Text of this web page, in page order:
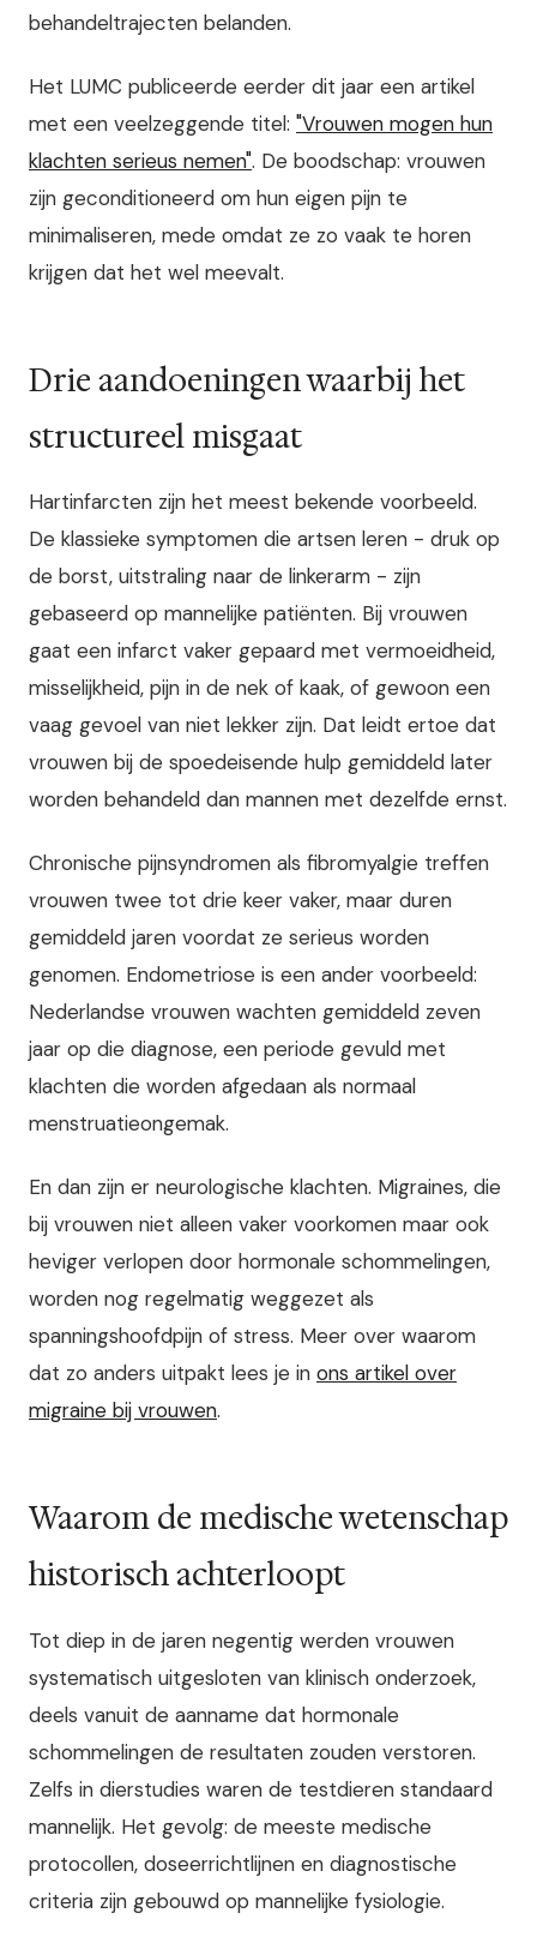
behandeltrajecten belanden.
Het LUMC publiceerde eerder dit jaar een artikel
met een veelzeggende titel: "Vrouwen mogen hun
klachten serieus nemen". De boodschap: vrouwen
zijn geconditioneerd om hun eigen pijn te
minimaliseren, mede omdat ze zo vaak te horen
krijgen dat het wel meevalt.
Drie aandoeningen waarbij het
structureel misgaat
Hartinfarcten zijn het meest bekende voorbeeld.
De klassieke symptomen die artsen leren - druk op
de borst, uitstraling naar de linkerarm - zijn
gebaseerd op mannelijke patiënten. Bij vrouwen
gaat een infarct vaker gepaard met vermoeidheid,
misselijkheid, pijn in de nek of kaak, of gewoon een
vaag gevoel van niet lekker zijn. Dat leidt ertoe dat
vrouwen bij de spoedeisende hulp gemiddeld later
worden behandeld dan mannen met dezelfde ernst.
Chronische pijnsyndromen als fibromyalgie treffen
vrouwen twee tot drie keer vaker, maar duren
gemiddeld jaren voordat ze serieus worden
genomen. Endometriose is een ander voorbeeld:
Nederlandse vrouwen wachten gemiddeld zeven
jaar op die diagnose, een periode gevuld met
klachten die worden afgedaan als normaal
menstruatieongemak.
En dan zijn er neurologische klachten. Migraines, die
bij vrouwen niet alleen vaker voorkomen maar ook
heviger verlopen door hormonale schommelingen,
worden nog regelmatig weggezet als
spanningshoofdpijn of stress. Meer over waarom
dat zo anders uitpakt lees je in ons artikel over
migraine bij vrouwen.
Waarom de medische wetenschap
historisch achterloopt
Tot diep in de jaren negentig werden vrouwen
systematisch uitgesloten van klinisch onderzoek,
deels vanuit de aanname dat hormonale
schommelingen de resultaten zouden verstoren.
Zelfs in dierstudies waren de testdieren standaard
mannelijk. Het gevolg: de meeste medische
protocollen, doseerrichtlijnen en diagnostische
criteria zijn gebouwd op mannelijke fysiologie.